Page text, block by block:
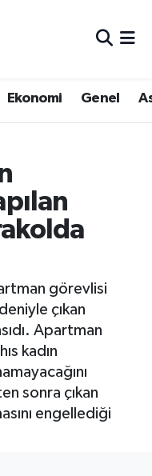
Ekonomi Genel
görevlisi
çıkan
Apartman
kadın
sonra çıkan
engellediği
Fikstür